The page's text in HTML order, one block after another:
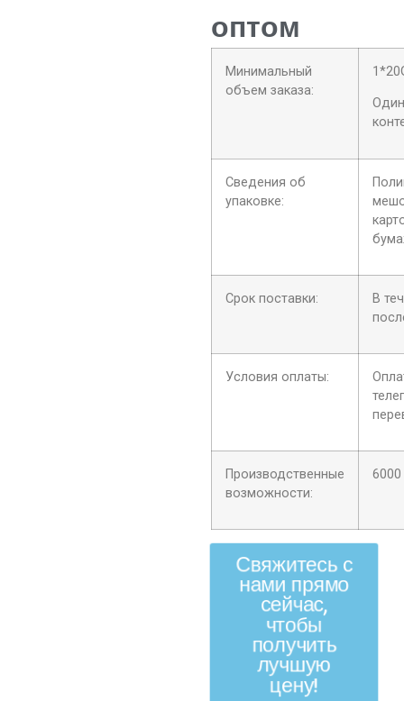
оптом
Минимальный
объем заказа:
Сведения об
упаковке:
Срок поставки:
В
Условия оплаты:
Производственные
возможности:
Свяжитесь с
нами прямо
сейчас,
чтобы
получить
лучшую
цену!